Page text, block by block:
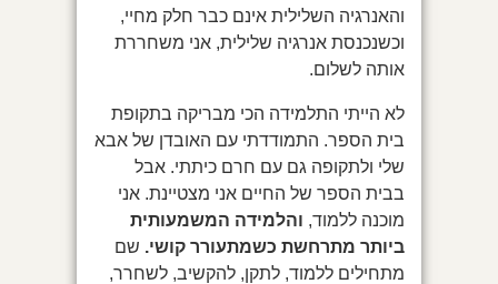
והאנרגיה השלילית אינם כבר חלק מחיי,
וכשנכנסת אנרגיה שלילית, אני משחררת
אותה לשלום.
לא הייתי התלמידה הכי מבריקה בתקופת
בית הספר. התמודדתי עם האובדן של אבא
שלי ולתקופה גם עם חרם כיתתי. אבל
בבית הספר של החיים אני מצטיינת. אני
מוכנה ללמוד, והלמידה המשמעותית
ביותר מתרחשת כשמתעורר קושי. שם
מתחילים ללמוד, לתקן, להקשיב, לשחרר,